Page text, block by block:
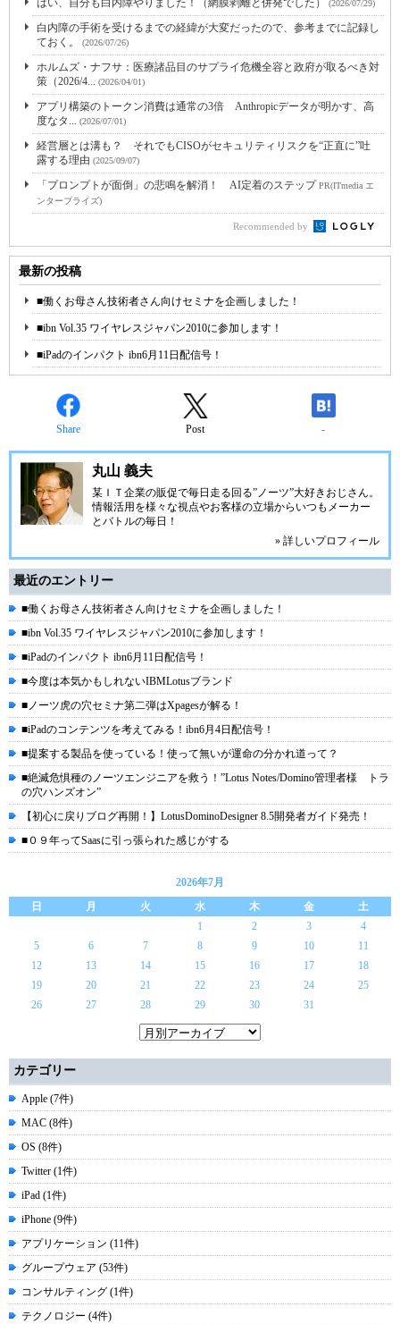
はい、自分も白内障やりました！（網膜剥離と併発でした） (2026/07/29)
白内障の手術を受けるまでの経緯が大変だったので、参考までに記録し
ておく。
(2026/07/26)
ホルムズ・ナフサ：医療諸品目のサプライ危機全容と政府が取るべき対
策（2026/4... (2026/04/01)
アプリ構築のトークン消費は通常の3倍 Anthropicデータが明かす、高
度なタ... (2026/07/01)
経営層とは溝も？ それでもCISOがセキュリティリスクを“正直に”吐
露する理由 (2025/09/07)
「プロンプトが面倒」の悲鳴を解消！ AI定着のステップPR(ITmedia エ
ンタープライズ)
Recommended by
最新の投稿
■働くお母さん技術者さん向けセミナを企画しました！
■ibn Vol.35 ワイヤレスジャパン2010に参加します！
■iPadのインパクト ibn6月11日配信号！
Share Post -
丸山 義夫
某ＩＴ企業の販促で毎日走る回る”ノーツ”大好きおじさん。
情報活用を様々な視点やお客様の立場からいつもメーカー
とバトルの毎日！
» 詳しいプロフィール
最近のエントリー
■働くお母さん技術者さん向けセミナを企画しました！
■ibn Vol.35 ワイヤレスジャパン2010に参加します！
■iPadのインパクト ibn6月11日配信号！
■今度は本気かもしれないIBMLotusブランド
■ノーツ虎の穴セミナ第二弾はXpagesが解る！
■iPadのコンテンツを考えてみる！ibn6月4日配信号！
■提案する製品を使っている！使って無いが運命の分かれ道って？
■絶滅危惧種のノーツエンジニアを救う！”Lotus Notes/Domino管理者様 トラ
の穴ハンズオン”
【初心に戻りブログ再開！】LotusDominoDesigner 8.5開発者ガイド発売！
■０９年ってSaasに引っ張られた感じがする
2026年7月
日
月 火 水 木 金
土
1
2 3
4
5
6 7 8 9 10
11
12
13 14 15 16 17
18
19
20 21 22 23 24
25
26
27 28 29 30 31
カテゴリー
Apple (7件)
MAC (8件)
OS (8件)
Twitter (1件)
iPad (1件)
iPhone (9件)
アプリケーション (11件)
グループウェア (53件)
コンサルティング (1件)
テクノロジー (4件)